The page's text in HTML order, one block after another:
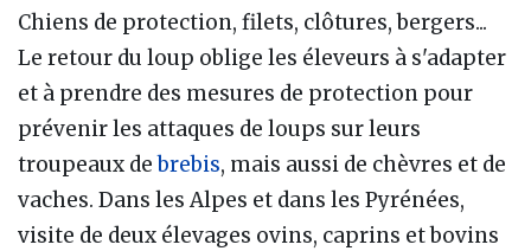
Chiens de protection, filets, clôtures, bergers...
Le retour du loup oblige les éleveurs à s'adapter
et à prendre des mesures de protection pour
prévenir les attaques de loups sur leurs
troupeaux debrebis, mais aussi de chèvres et de
vaches. Dans les Alpes et dans les Pyrénées,
visite de deux élevages ovins, caprins et bovins